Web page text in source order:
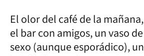
El olor del café de la
el bar con amigos, un vaso
sexo (aunque esporádico),